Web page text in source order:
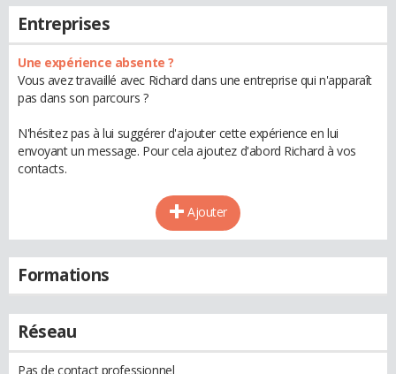
Entreprises
Une expérience absente ?
Vous avez travaillé avec Richard dans une entreprise qui n'apparaît
pas dans son parcours ?
N'hésitez pas à lui suggérer d'ajouter cette expérience en lui
envoyant un message. Pour cela ajoutez d'abord Richard à vos
contacts.
Ajouter
Formations
Réseau
Pas de contact professionnel